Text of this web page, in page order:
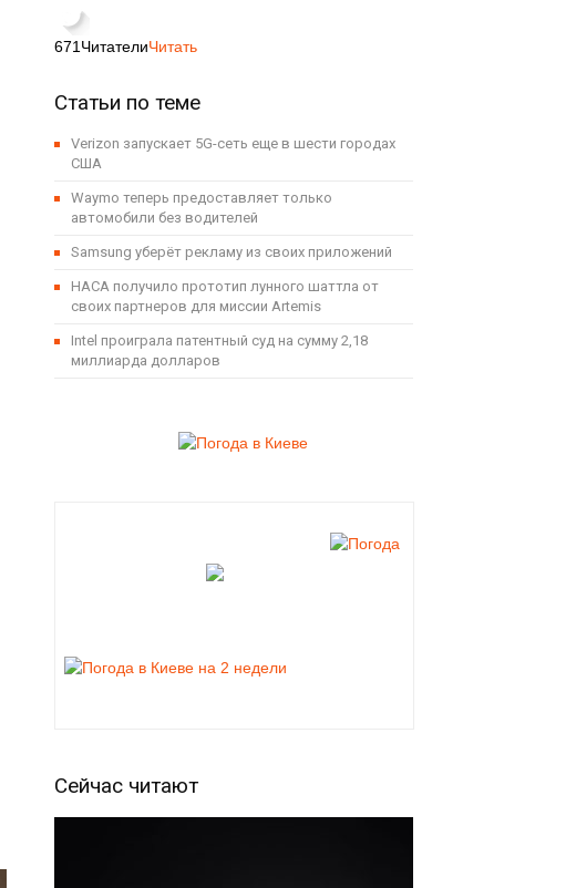
671 ЧитателиЧитать
Статьи по теме
Verizon запускает 5G-сеть еще в шести городах
США
Waymo теперь предоставляет только
автомобили без водителей
Samsung уберёт рекламу из своих приложений
НАСА получило прототип лунного шаттла от
своих партнеров для миссии Artemis
Intel проиграла патентный суд на сумму 2,18
миллиарда долларов
Сейчас читают